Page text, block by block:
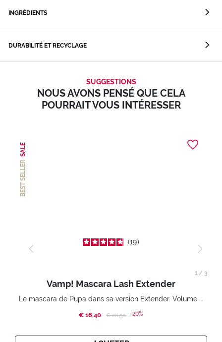
INGRÉDIENTS
DURABILITÉ ET RECYCLAGE
SUGGESTIONS
NOUS AVONS PENSÉ QUE CELA
POURRAIT VOUS INTÉRESSER
BEST SELLER
SALE
19
Vamp! Mascara Lash Extender
Le mascara de Pupa dans sa version Extender. Volume extension 3D. Des cils amplifiés et liftés à l’infini.
€ 16,40 Price reduced from
€ 20,50to-20%
1/ 3